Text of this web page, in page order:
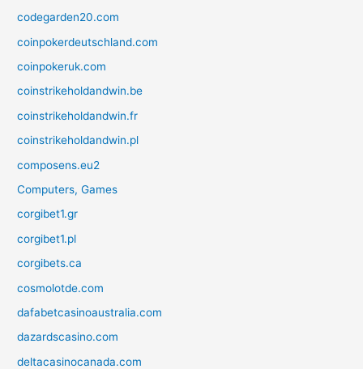
codegarden20.com
coinpokerdeutschland.com
coinpokeruk.com
coinstrikeholdandwin.be
coinstrikeholdandwin.fr
coinstrikeholdandwin.pl
composens.eu2
Computers, Games
corgibet1.gr
corgibet1.pl
corgibets.ca
cosmolotde.com
dafabetcasinoaustralia.com
dazardscasino.com
deltacasinocanada.com